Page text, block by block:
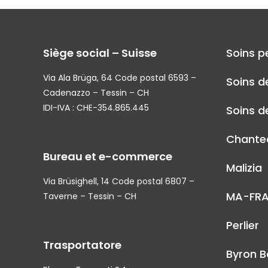
Siège social – Suisse
Via Ala Brüga, 64 Code postal 6593 –
Cadenazzo – Tessin – CH
IDI-IVA : CHE-354.865.445
Bureau et e-commerce
Via Brüsighell, 14 Code postal 6807 –
Taverne – Tessin – CH
Trasportatore
Soins
Soins
Soins
Malizia
MA-FRA
Perlier
Byron